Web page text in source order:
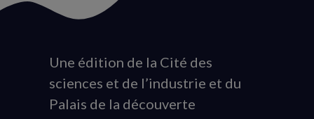
Animation
du
logo
Une édition de la Cité des
sciences et de l’industrie et du
Palais de la découverte